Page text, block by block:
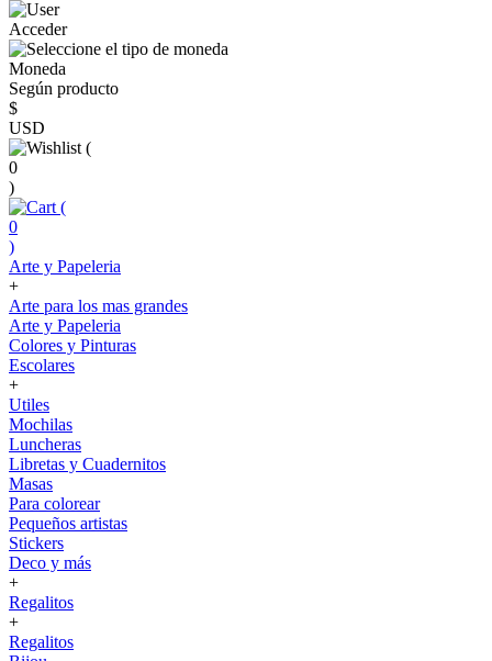
Acceder
Moneda
Según producto
$
USD
(
0
)
(
0
)
Arte y Papeleria
+
Arte para los mas grandes
Arte y Papeleria
Colores y Pinturas
Escolares
+
Utiles
Mochilas
Luncheras
Libretas y Cuadernitos
Masas
Para colorear
Pequeños artistas
Stickers
Deco y más
+
Regalitos
+
Regalitos